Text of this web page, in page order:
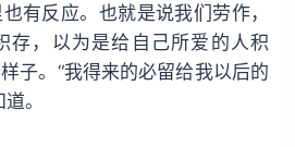
有反应。也就是说我们劳作，
存，以为是给自己所爱的人积
子。“我得来的必留给我以后的
。